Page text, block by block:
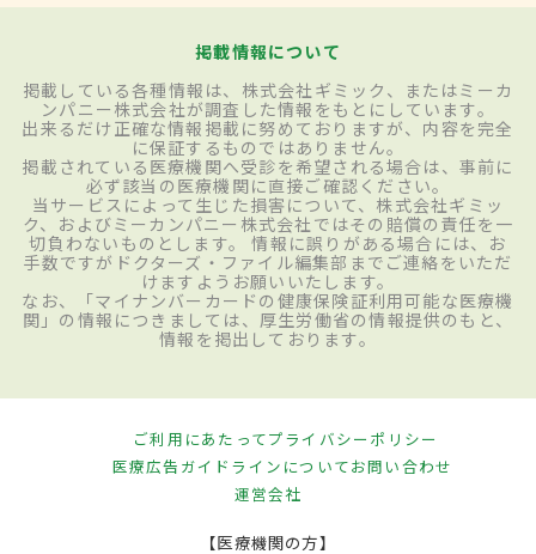
掲載情報について
掲載している各種情報は、株式会社ギミック、またはミーカ
ンパニー株式会社が調査した情報をもとにしています。
出来るだけ正確な情報掲載に努めておりますが、内容を完全
に保証するものではありません。
掲載されている医療機関へ受診を希望される場合は、事前に
必ず該当の医療機関に直接ご確認ください。
当サービスによって生じた損害について、株式会社ギミッ
ク、およびミーカンパニー株式会社ではその賠償の責任を一
切負わないものとします。 情報に誤りがある場合には、お
手数ですがドクターズ・ファイル編集部までご連絡をいただ
けますようお願いいたします。
なお、「マイナンバーカードの健康保険証利用可能な医療機
関」の情報につきましては、厚生労働省の情報提供のもと、
情報を掲出しております。
ご利用にあたってプライバシーポリシー
医療広告ガイドラインについてお問い合わせ
運営会社
【医療機関の方】